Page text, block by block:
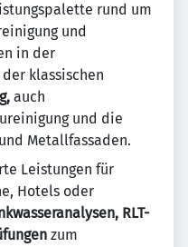
rund um
und
in der
klassischen
auch
und die
Metallfassaden.
Leistungen für
Hotels oder
RLT-
zum